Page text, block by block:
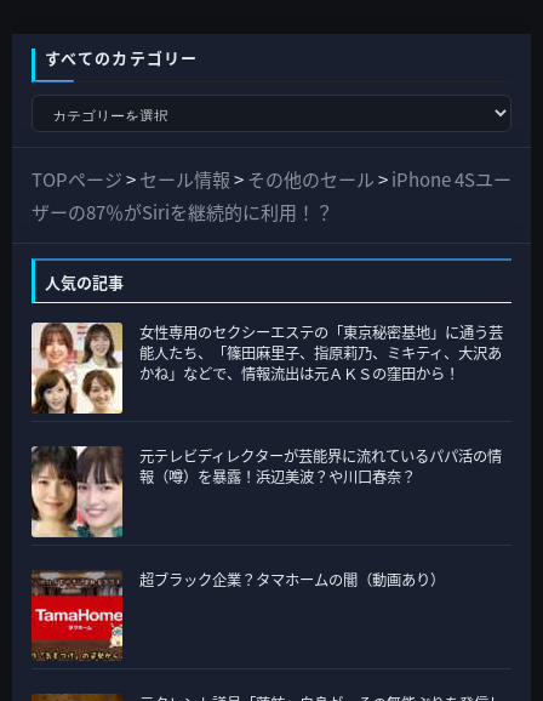
すべてのカテゴリー
て
の
ゴ
リ
ー
TOPページ>セール情報>その他のセール>iPhone 4Sユー
ザーの87％がSiriを継続的に利用！？
人気の記事
女性専用のセクシーエステの「東京秘密基地」に通う芸
能人たち、「篠田麻里子、指原莉乃、ミキティ、大沢あ
かね」などで、情報流出は元ＡＫＳの窪田から！
元テレビディレクターが芸能界に流れているパパ活の情
報（噂）を暴露！浜辺美波？や川口春奈？
超ブラック企業？タマホームの闇（動画あり）